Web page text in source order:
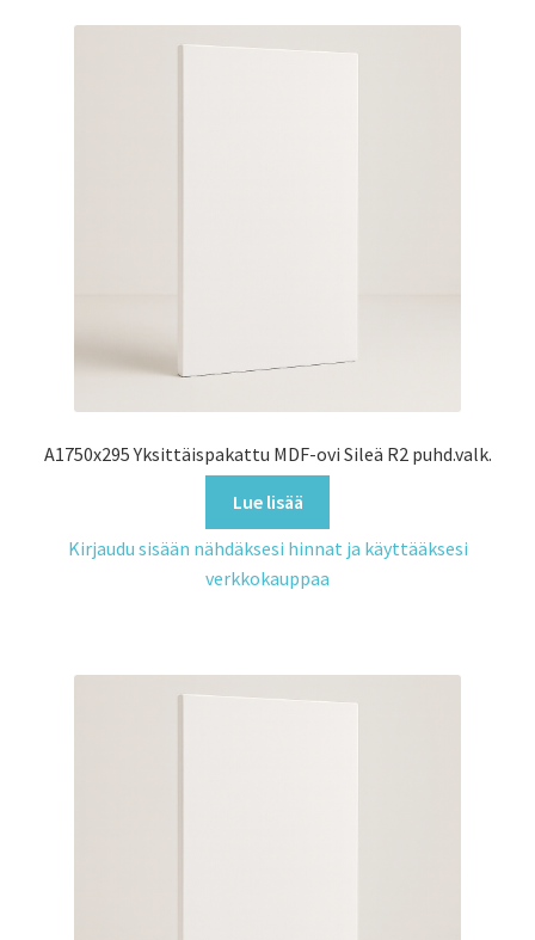
A1750x295 Yksittäispakattu MDF-ovi Sileä R2 puhd.valk.
Lue lisää
Kirjaudu sisään nähdäksesi hinnat ja käyttääksesi
verkkokauppaa